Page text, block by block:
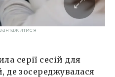
серії сесій для
де зосереджувалася